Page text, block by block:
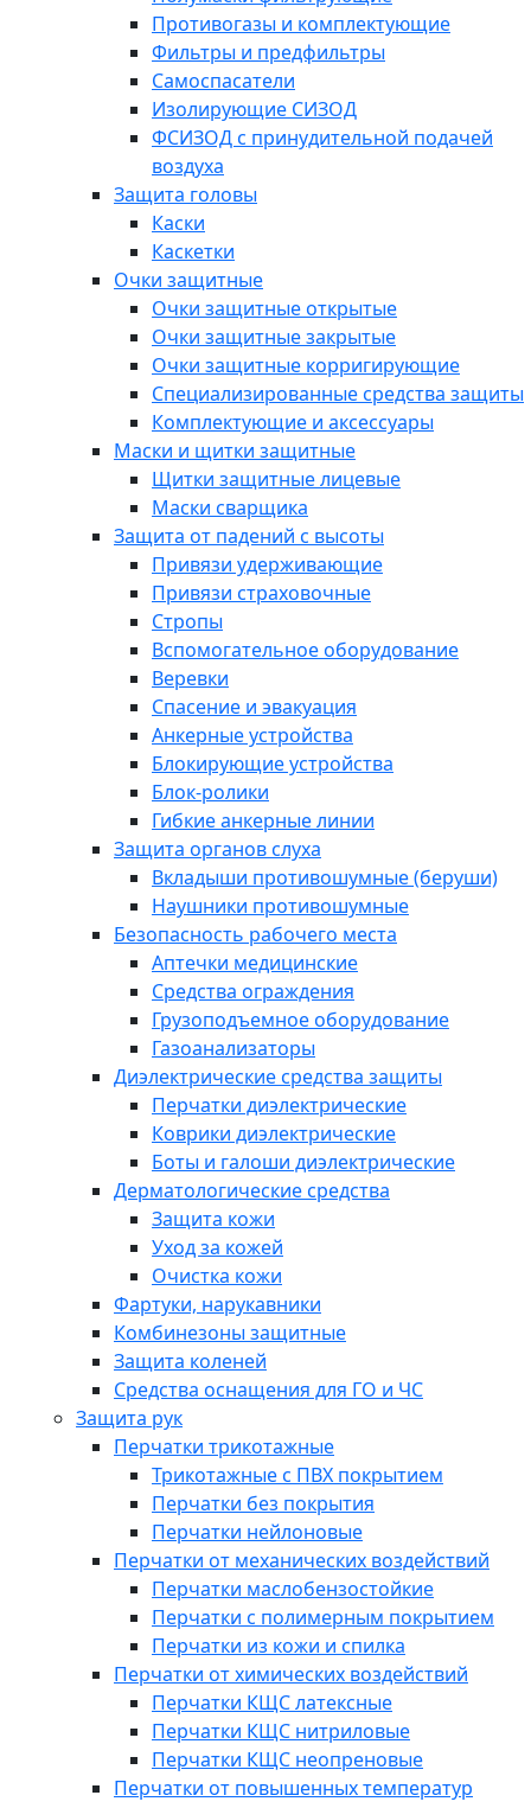
Противогазы и комплектующие
Фильтры и предфильтры
Самоспасатели
Изолирующие СИЗОД
ФСИЗОД с принудительной подачей
воздуха
Защита головы
Каски
Каскетки
Очки защитные
Очки защитные открытые
Очки защитные закрытые
Очки защитные корригирующие
Специализированные средства защиты
Комплектующие и аксессуары
Маски и щитки защитные
Щитки защитные лицевые
Маски сварщика
Защита от падений с высоты
Привязи удерживающие
Привязи страховочные
Стропы
Вспомогательное оборудование
Веревки
Спасение и эвакуация
Анкерные устройства
Блокирующие устройства
Блок-ролики
Гибкие анкерные линии
Защита органов слуха
Вкладыши противошумные (беруши)
Наушники противошумные
Безопасность рабочего места
Аптечки медицинские
Средства ограждения
Грузоподъемное оборудование
Газоанализаторы
Диэлектрические средства защиты
Перчатки диэлектрические
Коврики диэлектрические
Боты и галоши диэлектрические
Дерматологические средства
Защита кожи
Уход за кожей
Очистка кожи
Фартуки, нарукавники
Комбинезоны защитные
Защита коленей
Средства оснащения для ГО и ЧС
Защита рук
Перчатки трикотажные
Трикотажные с ПВХ покрытием
Перчатки без покрытия
Перчатки нейлоновые
Перчатки от механических воздействий
Перчатки маслобензостойкие
Перчатки с полимерным покрытием
Перчатки из кожи и спилка
Перчатки от химических воздействий
Перчатки КЩС латексные
Перчатки КЩС нитриловые
Перчатки КЩС неопреновые
Перчатки от повышенных температур